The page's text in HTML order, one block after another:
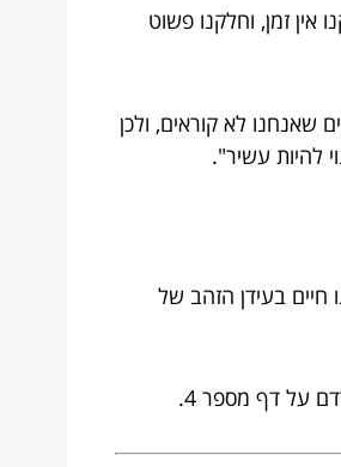
זמן, וחלקנו פשוט
שאנחנו לא קוראים, ולכן
להיות עשיר".
חיים בעידן הזהב של
על דף מספר 4.